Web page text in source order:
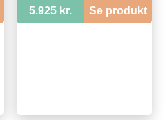
5.925 kr. Se produkt